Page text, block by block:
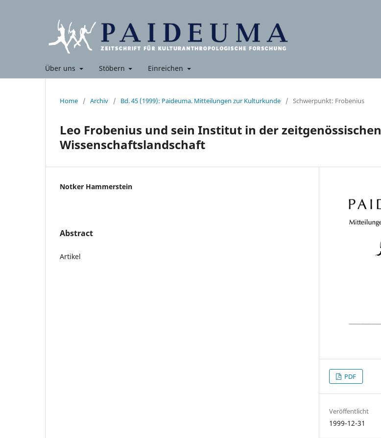
Über uns Stöbern Einreichen
Home / Archiv / Bd. 45 (1999): Paideuma. Mitteilungen zur Kulturkunde / Schwerpunkt: Frobenius
Leo Frobenius und sein Institut in der zeitgenössischen
Wissenschaftslandschaft
Notker Hammerstein
Abstract
Artikel
PDF
Veröffentlicht
1999-12-31